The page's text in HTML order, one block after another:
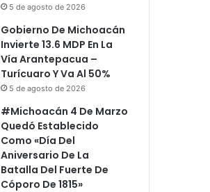
5 de agosto de 2026
Gobierno De Michoacán
Invierte 13.6 MDP En La
Vía Arantepacua –
Turícuaro Y Va Al 50%
5 de agosto de 2026
#Michoacán 4 De Marzo
Quedó Establecido
Como «Día Del
Aniversario De La
Batalla Del Fuerte De
Cóporo De 1815»